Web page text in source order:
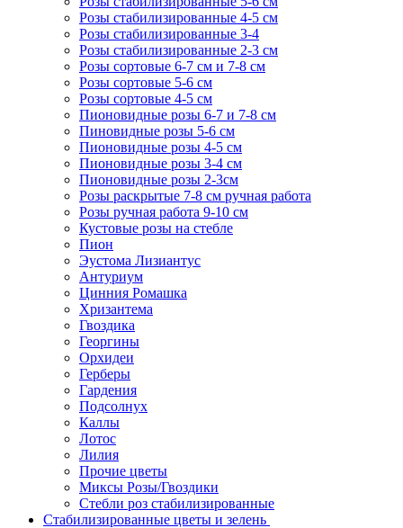
Розы стабилизированные 4-5 см
Розы стабилизированные 3-4
Розы стабилизированные 2-3 см
Розы сортовые 6-7 см и 7-8 см
Розы сортовые 5-6 см
Розы сортовые 4-5 см
Пионовидные розы 6-7 и 7-8 см
Пиновидные розы 5-6 см
Пионовидные розы 4-5 см
Пионовидные розы 3-4 см
Пионовидные розы 2-3см
Розы раскрытые 7-8 см ручная работа
Розы ручная работа 9-10 см
Кустовые розы на стебле
Пион
Эустома Лизиантус
Антуриум
Цинния Ромашка
Хризантема
Гвоздика
Георгины
Орхидеи
Герберы
Гардения
Подсолнух
Каллы
Лотос
Лилия
Прочие цветы
Миксы Розы/Гвоздики
Стебли роз стабилизированные
Стабилизированные цветы и зелень